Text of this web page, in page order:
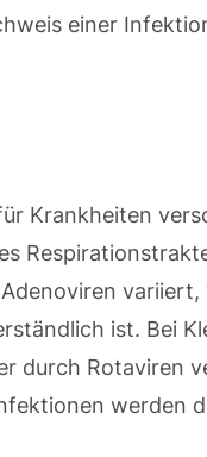
einer
Krankheiten
variiert,
ist. Bei
durch Rotaviren
werden